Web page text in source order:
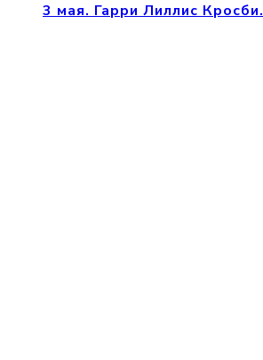
3 мая. Гарри Лиллис Кросби.